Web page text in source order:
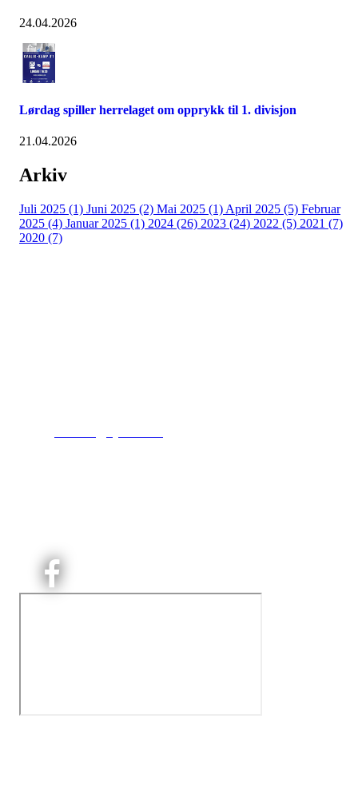
24.04.2026
Lørdag spiller herrelaget om opprykk til 1. divisjon
21.04.2026
Arkiv
Juli 2025 (1) Juni 2025 (2) Mai 2025 (1) April 2025 (5) Februar
2025 (4) Januar 2025 (1) 2024 (26) 2023 (24) 2022 (5) 2021 (7)
2020 (7)